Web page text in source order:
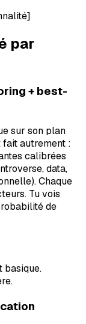
]
par
+ best-
sur son plan
fait autrement :
calibrées
data,
Chaque
Tu vois
de
basique.